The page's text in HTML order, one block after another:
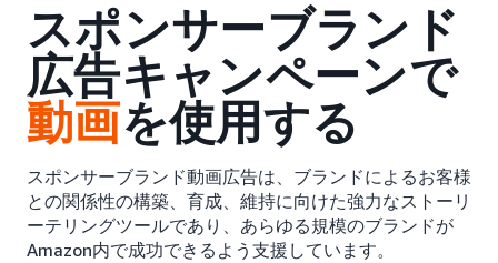
スポンサーブランド
広告キャンペーンで
動画を使用する
スポンサーブランド動画広告は、ブランドによるお客様
との関係性の構築、育成、維持に向けた強力なストーリ
ーテリングツールであり、あらゆる規模のブランドが
Amazon内で成功できるよう支援しています。